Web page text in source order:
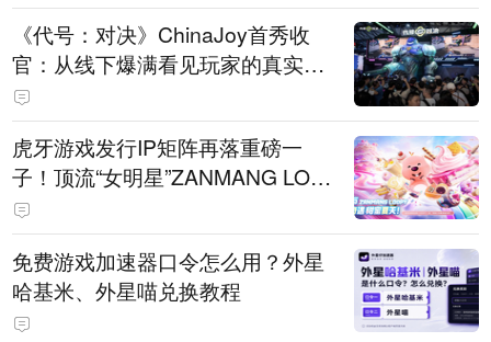
《代号：对决》ChinaJoy首秀收
官：从线下爆满看见玩家的真实期
待
虎牙游戏发行IP矩阵再落重磅一
子！顶流“女明星”ZANMANG LOO
PY 正版3D消除手游《消消奇遇》
惊喜曝光
免费游戏加速器口令怎么用？外星
哈基米、外星喵兑换教程